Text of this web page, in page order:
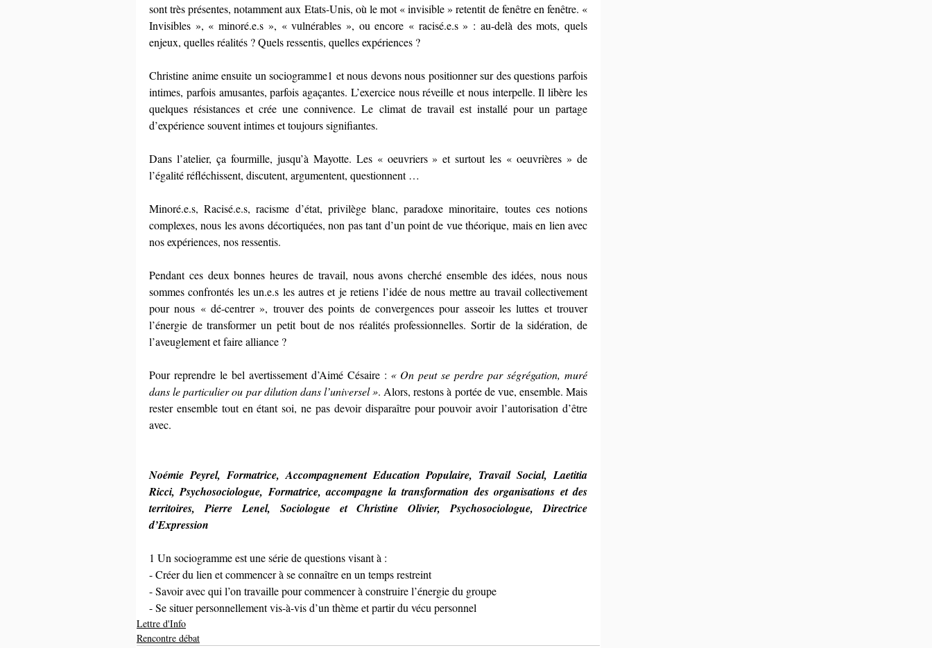
sont très présentes, notamment aux Etats-Unis, où le mot « invisible » retentit de fenêtre en fenêtre. «
Invisibles », « minoré.e.s », « vulnérables », ou encore « racisé.e.s » : au-delà des mots, quels
enjeux, quelles réalités ? Quels ressentis, quelles expériences ?
Christine anime ensuite un sociogramme1 et nous devons nous positionner sur des questions parfois
intimes, parfois amusantes, parfois agaçantes. L’exercice nous réveille et nous interpelle. Il libère les
quelques résistances et crée une connivence. Le climat de travail est installé pour un partage
d’expérience souvent intimes et toujours signifiantes.
Dans l’atelier, ça fourmille, jusqu’à Mayotte. Les « oeuvriers » et surtout les « oeuvrières » de
l’égalité réfléchissent, discutent, argumentent, questionnent …
Minoré.e.s, Racisé.e.s, racisme d’état, privilège blanc, paradoxe minoritaire, toutes ces notions
complexes, nous les avons décortiquées, non pas tant d’un point de vue théorique, mais en lien avec
nos expériences, nos ressentis.
Pendant ces deux bonnes heures de travail, nous avons cherché ensemble des idées, nous nous
sommes confrontés les un.e.s les autres et je retiens l’idée de nous mettre au travail collectivement
pour nous « dé-centrer », trouver des points de convergences pour asseoir les luttes et trouver
l’énergie de transformer un petit bout de nos réalités professionnelles. Sortir de la sidération, de
l’aveuglement et faire alliance ?
Pour reprendre le bel avertissement d’Aimé Césaire : « On peut se perdre par ségrégation, muré
dans le particulier ou par dilution dans l’universel ». Alors, restons à portée de vue, ensemble. Mais
rester ensemble tout en étant soi, ne pas devoir disparaître pour pouvoir avoir l’autorisation d’être
avec.
Noémie Peyrel, Formatrice, Accompagnement Education Populaire, Travail Social, Laetitia
Ricci, Psychosociologue, Formatrice, accompagne la transformation des organisations et des
territoires, Pierre Lenel, Sociologue et Christine Olivier, Psychosociologue, Directrice
d’Expression
1 Un sociogramme est une série de questions visant à :
- Créer du lien et commencer à se connaître en un temps restreint
- Savoir avec qui l’on travaille pour commencer à construire l’énergie du groupe
- Se situer personnellement vis-à-vis d’un thème et partir du vécu personnel
Lettre d'Info
Rencontre débat